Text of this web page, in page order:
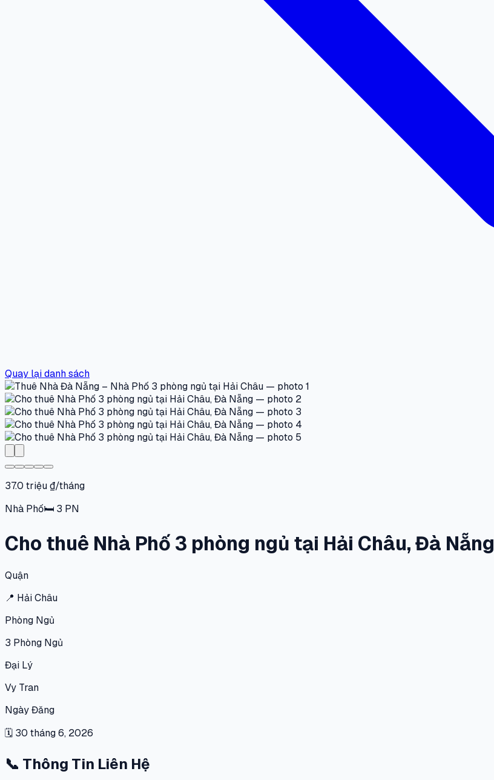
Quay lại danh sách
37.0 triệu ₫/tháng
Nhà Phố🛏 3 PN
Cho thuê Nhà Phố 3 phòng ngủ tại Hải Châu, Đà Nẵng
Quận
📍 Hải Châu
Phòng Ngủ
3 Phòng Ngủ
Đại Lý
Vy Tran
Ngày Đăng
🗓 30 tháng 6, 2026
📞 Thông Tin Liên Hệ